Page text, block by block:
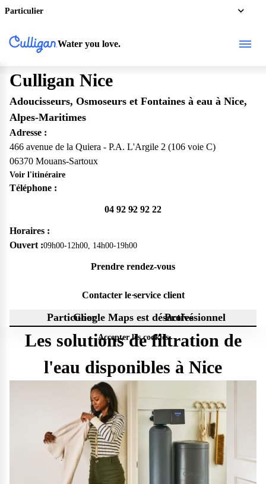
Particulier
Water you love.
Culligan Nice
Adoucisseurs, Osmoseurs et Fontaines à eau à Nice,
Alpes-Maritimes
Adresse :
466 avenue de la Quiera - P.A. L'Argile 2 (106 voie C)
06370 Mouans-Sartoux
Voir l'itinéraire
Téléphone :
04 92 92 92 22
Horaires :
Ouvert :09h00-12h00, 14h00-19h00
Prendre rendez-vous
Contacter le service client
Google Maps est désactivé
Accepter les cookies
Particulier Professionnel
Les solutions de filtration de
l'eau disponibles à Nice